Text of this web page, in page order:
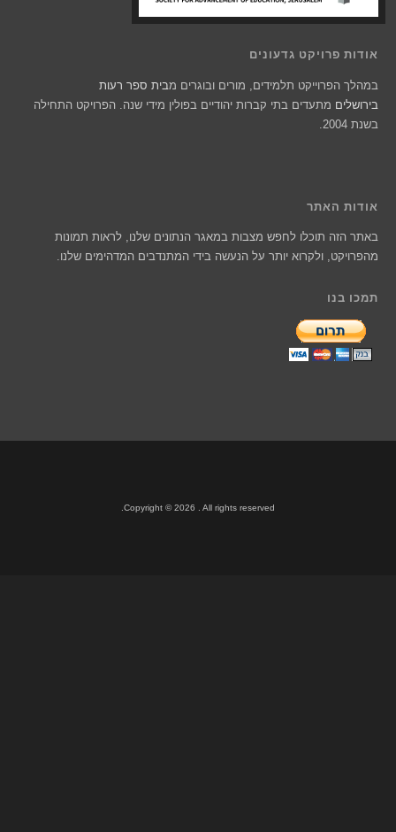
פרויקט גדעונים
הפרוייקט תלמידים, מורים ובוגרים מבית ספר רעות
מתעדים בתי קברות יהודיים בפולין מידי שנה. הפרויקט התחילה
2004.
האתר
הזה תוכלו לחפש מצבות במאגר הנתונים שלנו, לראות תמונות
ולקרוא יותר על הנעשה בידי המתנדבים המדהימים שלנו.
בנו
Copyright © 2026 . All rights reserved.